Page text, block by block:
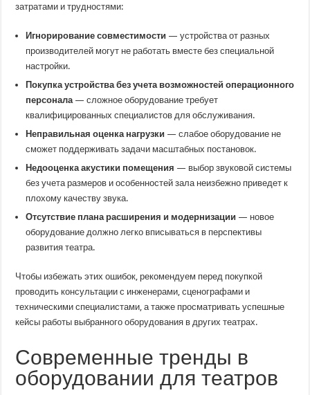
затратами и трудностями:
Игнорирование совместимости — устройства от разных
производителей могут не работать вместе без специальной
настройки.
Покупка устройства без учета возможностей операционного
персонала — сложное оборудование требует
квалифицированных специалистов для обслуживания.
Неправильная оценка нагрузки — слабое оборудование не
сможет поддерживать задачи масштабных постановок.
Недооценка акустики помещения — выбор звуковой системы
без учета размеров и особенностей зала неизбежно приведет к
плохому качеству звука.
Отсутствие плана расширения и модернизации — новое
оборудование должно легко вписываться в перспективы
развития театра.
Чтобы избежать этих ошибок, рекомендуем перед покупкой
проводить консультации с инженерами, сценографами и
техническими специалистами, а также просматривать успешные
кейсы работы выбранного оборудования в других театрах.
Современные тренды в
оборудовании для театров